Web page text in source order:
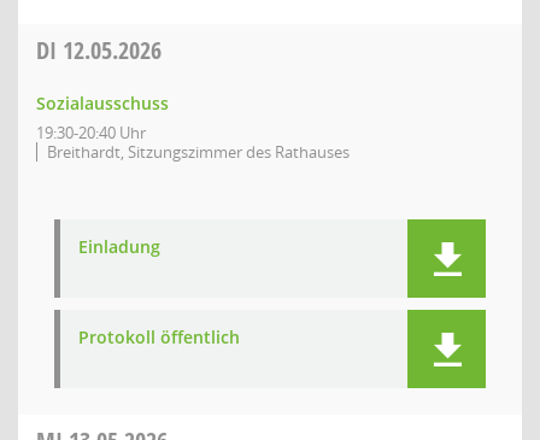
DI 12.05.2026
Sozialausschuss
19:30-20:40 Uhr
Breithardt, Sitzungszimmer des Rathauses
Einladung
Protokoll öffentlich